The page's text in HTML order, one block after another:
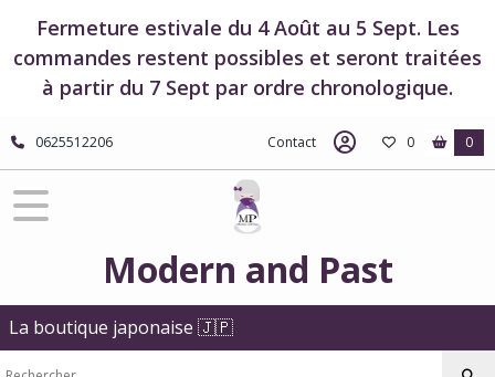
Fermeture estivale du 4 Août au 5 Sept. Les
commandes restent possibles et seront traitées
à partir du 7 Sept par ordre chronologique.
0625512206 Contact 0 0
Modern and Past
La boutique japonaise 🇯🇵